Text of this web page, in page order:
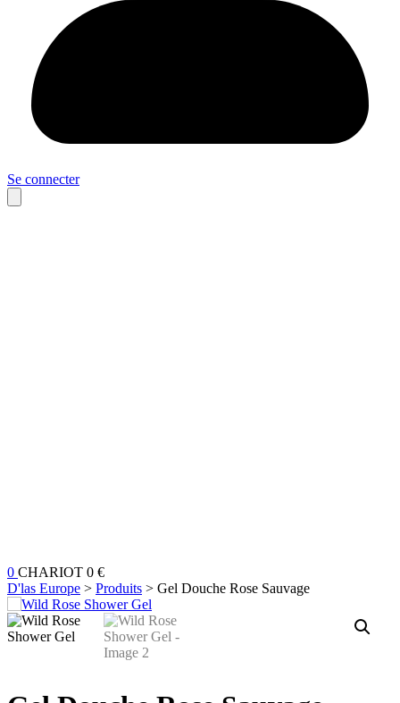
Se connecter
0 CHARIOT 0 €
D'las Europe > Produits > Gel Douche Rose Sauvage